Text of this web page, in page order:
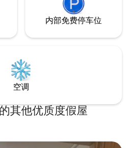
内部免费停车位
空调
其他优质度假屋